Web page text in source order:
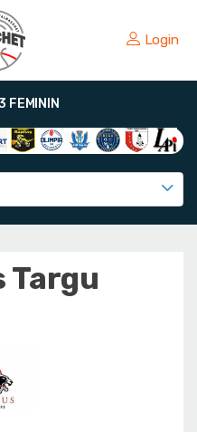
Login
FEMININ
Targu